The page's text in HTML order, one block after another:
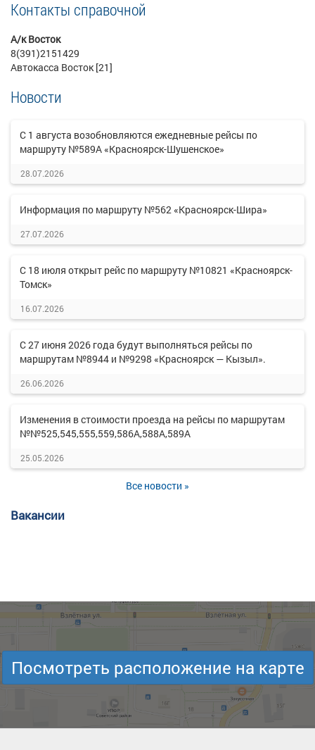
Контакты справочной
А/к Восток
8(391)2151429
Автокасса Восток [21]
Новости
С 1 августа возобновляются ежедневные рейсы по
маршруту №589А «Красноярск-Шушенское»
28.07.2026
Информация по маршруту №562 «Красноярск-Шира»
27.07.2026
С 18 июля открыт рейс по маршруту №10821 «Красноярск-
Томск»
16.07.2026
С 27 июня 2026 года будут выполняться рейсы по
маршрутам №8944 и №9298 «Красноярск — Кызыл».
26.06.2026
Изменения в стоимости проезда на рейсы по маршрутам
№№525,545,555,559,586А,588А,589А
25.05.2026
Все новости »
Вакансии
Посмотреть расположение на карте